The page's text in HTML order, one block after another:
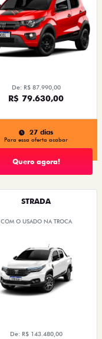
De: R$ 87.990,00
R$ 79.630,00
27 dias
Para essa oferta acabar
Quero agora!
STRADA
COM O USADO NA TROCA
De: R$ 143.480,00